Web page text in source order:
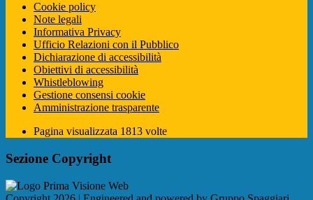
Cookie policy
Note legali
Informativa Privacy
Ufficio Relazioni con il Pubblico
Dichiarazione di accessibilità
Obiettivi di accessibilità
Whistleblowing
Gestione consensi cookie
Amministrazione trasparente
Pagina visualizzata 1813 volte
Sezione Copyright